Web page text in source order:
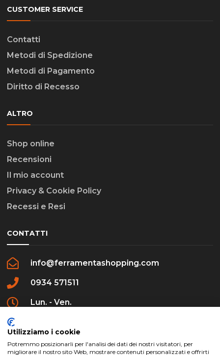
CUSTOMER SERVICE
Contatti
Metodi di Spedizione
Metodi di Pagamento
Diritto di Recesso
ALTRO
Shop online
Recensioni
Il mio account
Privacy & Cookie Policy
Recessi e Resi
CONTATTI
info@ferramentashopping.com
0934 571511
Lun. - Ven.
Utilizziamo i cookie
Potremmo posizionarli per l'analisi dei dati dei nostri visitatori, per
migliorare il nostro sito Web, mostrare contenuti personalizzati e offrirti